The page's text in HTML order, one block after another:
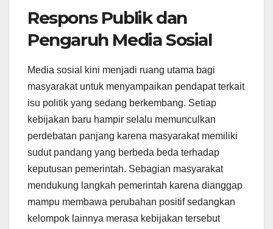
Respons Publik dan
Pengaruh Media Sosial
Media sosial kini menjadi ruang utama bagi
masyarakat untuk menyampaikan pendapat terkait
isu politik yang sedang berkembang. Setiap
kebijakan baru hampir selalu memunculkan
perdebatan panjang karena masyarakat memiliki
sudut pandang yang berbeda beda terhadap
keputusan pemerintah. Sebagian masyarakat
mendukung langkah pemerintah karena dianggap
mampu membawa perubahan positif sedangkan
kelompok lainnya merasa kebijakan tersebut